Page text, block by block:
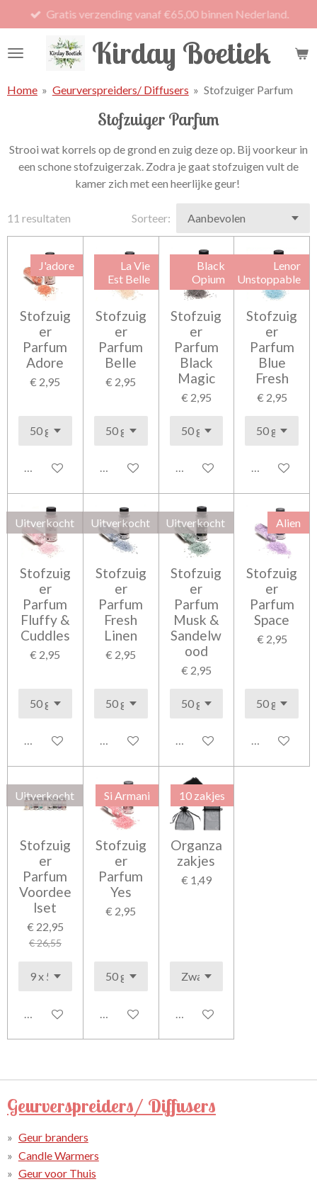
direct
naar
Kirday Boetiek
Gratis verzending vanaf €65,00 binnen Nederland.
Home » Geurverspreiders/ Diffusers » Stofzuiger Parfum
Stofzuiger Parfum
Strooi wat korrels op de grond en zuig deze op. Bij voorkeur in
een schone stofzuigerzak. Zodra je gaat stofzuigen vult de
kamer zich met een heerlijke geur!
11 resultaten Sorteer:
J'adore
Stofzuig
er
Parfum
Adore
€ 2,95
Houd mij op de hoogte
La Vie
Est Belle
Stofzuig
er
Parfum
Belle
€ 2,95
Houd mij op de hoogte
Black
Opium
Stofzuig
er
Parfum
Black
Magic
€ 2,95
Houd mij op de hoogte
Lenor
Unstoppable
Stofzuig
er
Parfum
Blue
Fresh
€ 2,95
Houd mij op
Uitverkocht
Stofzuig
er
Parfum
Fluffy &
Cuddles
€ 2,95
Houd mij op de hoogte
Uitverkocht
Stofzuig
er
Parfum
Fresh
Linen
€ 2,95
Houd mij op de hoogte
Uitverkocht
Stofzuig
er
Parfum
Musk &
Sandelw
ood
€ 2,95
Houd mij op de hoogte
Alien
Stofzuig
er
Parfum
Space
€ 2,95
Houd mij op
Uitverkocht
Stofzuig
er
Parfum
Voordee
lset
€ 22,95
€ 26,55
Houd mij op de hoogte
Si Armani
Stofzuig
er
Parfum
Yes
€ 2,95
Houd mij op de hoogte
10 zakjes
Organza
zakjes
€ 1,49
In winkelwagen
Geurverspreiders/ Diffusers
Geur branders
Candle Warmers
Geur voor Thuis